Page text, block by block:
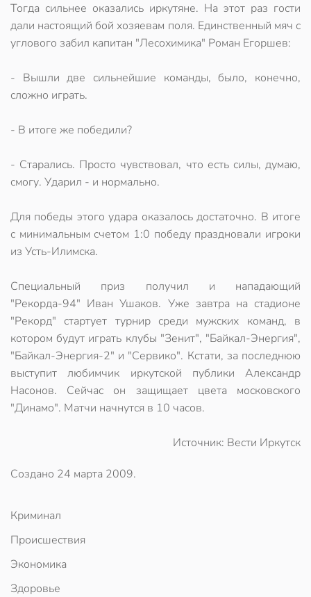
Тогда сильнее оказались иркутяне. На этот раз гости
дали настоящий бой хозяевам поля. Единственный мяч с
углового забил капитан "Лесохимика" Роман Егоршев:
- Вышли две сильнейшие команды, было, конечно,
сложно играть.
- В итоге же победили?
- Старались. Просто чувствовал, что есть силы, думаю,
смогу. Ударил - и нормально.
Для победы этого удара оказалось достаточно. В итоге
с минимальным счетом 1:0 победу праздновали игроки
из Усть-Илимска.
Специальный приз получил и нападающий
"Рекорда-94" Иван Ушаков. Уже завтра на стадионе
"Рекорд" стартует турнир среди мужских команд, в
котором будут играть клубы "Зенит", "Байкал-Энергия",
"Байкал-Энергия-2" и "Сервико". Кстати, за последнюю
выступит любимчик иркутской публики Александр
Насонов. Сейчас он защищает цвета московского
"Динамо". Матчи начнутся в 10 часов.
Источник: Вести Иркутск
Создано 24 марта 2009.
Криминал
Происшествия
Экономика
Здоровье